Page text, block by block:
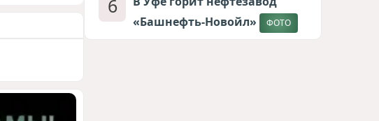
6
«Башнефть-Новойл»
ФОТО